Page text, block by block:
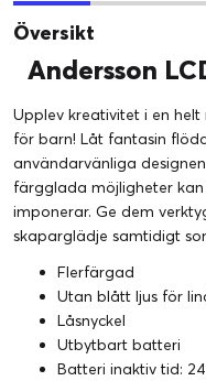
Översikt
Andersson
Upplev kreativitet i en
för barn! Låt fantasin
användarvänliga
färgglada möjligheter
imponerar. Ge dem
skaparglädje samtidigt
Flerfärgad
Utan blått ljus för
Låsnyckel
Utbytbart batteri
Batteri inaktiv tid: